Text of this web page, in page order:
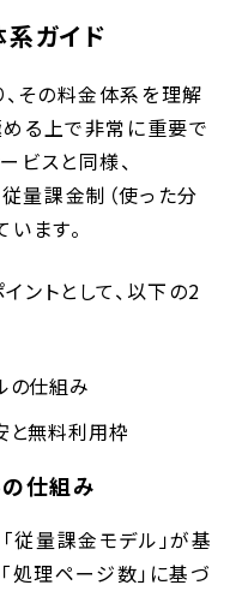
ガイド
その料金体系を理解
る上で非常に重要で
ビスと同様、
量課金制（使った分
ます。
ントとして、以下の2
の仕組み
と無料利用枠
仕組み
量課金モデル」が基
処理ページ数」に基づ